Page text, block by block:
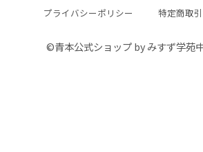
プライバシーポリシー 特定商取
©︎青本公式ショップ by みすず学苑